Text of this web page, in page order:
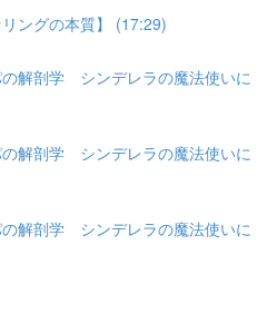
ングの本質】 (17:29)
解剖学 シンデレラの魔法使いに
解剖学 シンデレラの魔法使いに
解剖学 シンデレラの魔法使いに